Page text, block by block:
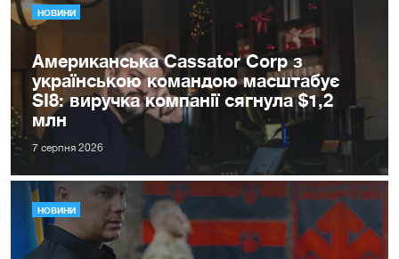
НОВИНИ
Американська Cassator Corp з
українською командою масштабує
SI8: виручка компанії сягнула $1,2
млн
7 серпня 2026
НОВИНИ